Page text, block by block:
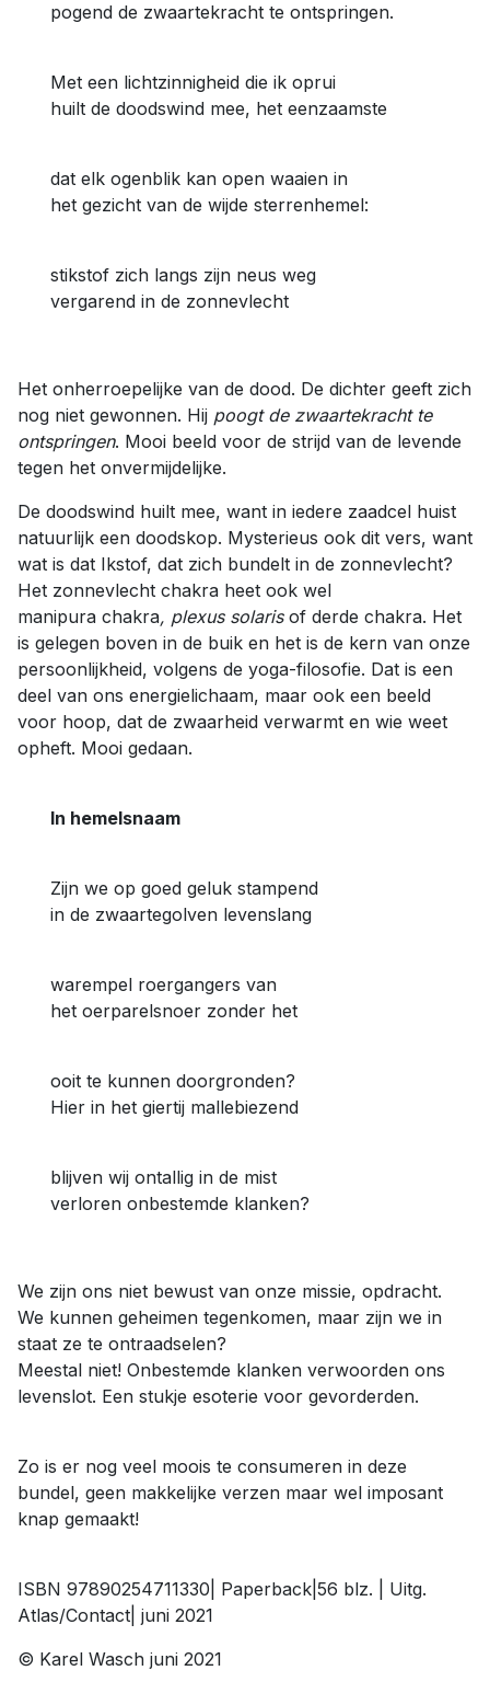
pogend de zwaartekracht te ontspringen.
Met een lichtzinnigheid die ik oprui
huilt de doodswind mee, het eenzaamste
dat elk ogenblik kan open waaien in
het gezicht van de wijde sterrenhemel:
stikstof zich langs zijn neus weg
vergarend in de zonnevlecht
Het onherroepelijke van de dood. De dichter geeft zich
nog niet gewonnen. Hij poogt de zwaartekracht te
ontspringen. Mooi beeld voor de strijd van de levende
tegen het onvermijdelijke.
De doodswind huilt mee, want in iedere zaadcel huist
natuurlijk een doodskop. Mysterieus ook dit vers, want
wat is dat Ikstof, dat zich bundelt in de zonnevlecht?
Het zonnevlecht chakra heet ook wel
manipura chakra, plexus solarisof derde chakra. Het
is gelegen boven in de buik en het is de kern van onze
persoonlijkheid, volgens de yoga-filosofie. Dat is een
deel van ons energielichaam, maar ook een beeld
voor hoop, dat de zwaarheid verwarmt en wie weet
opheft. Mooi gedaan.
In hemelsnaam
Zijn we op goed geluk stampend
in de zwaartegolven levenslang
warempel roergangers van
het oerparelsnoer zonder het
ooit te kunnen doorgronden?
Hier in het giertij mallebiezend
blijven wij ontallig in de mist
verloren onbestemde klanken?
We zijn ons niet bewust van onze missie, opdracht.
We kunnen geheimen tegenkomen, maar zijn we in
staat ze te ontraadselen?
Meestal niet! Onbestemde klanken verwoorden ons
levenslot. Een stukje esoterie voor gevorderden.
Zo is er nog veel moois te consumeren in deze
bundel, geen makkelijke verzen maar wel imposant
knap gemaakt!
ISBN 97890254711330| Paperback|56 blz. | Uitg.
Atlas/Contact| juni 2021
© Karel Wasch juni 2021